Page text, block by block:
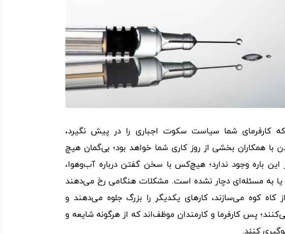
که کارفرمای شما سیاست سکوت اجباری را در پیش نگیرد،
با همکاران بخشی از روز کاری شما خواهد بود؛ بی‌گمان هیچ
‌باره وجود ندارد؛ هیچ‌کس با سخن گفتن درباره آب‌وهوا،
به مسئله‌ای دچار نشده است. مشکلات هنگامی رخ می‌دهند
کاه کوه می‌سازند، کارهای یکدیگر را بزرگ جلوه می‌دهند و
پس کارفرما و کارمندان موظف‌اند که از هرگونه شایعه و
کنند.